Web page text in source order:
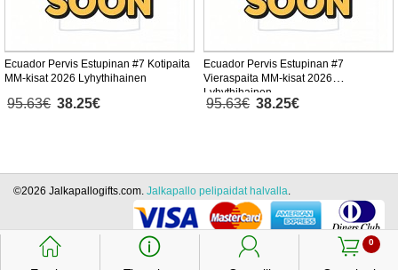
Ecuador Pervis Estupinan #7 Kotipaita
MM-kisat 2026 Lyhythihainen
95.63€ 38.25€
Ecuador Pervis Estupinan #7
Vieraspaita MM-kisat 2026
Lyhythihainen
95.63€ 38.25€
󰃱 󰈢 󰃳 0
󰃦
©2026 Jalkapallogifts.com. Jalkapallo pelipaidat halvalla.